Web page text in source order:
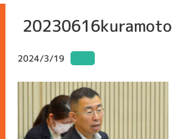
20230616kuramoto
2024/3/19